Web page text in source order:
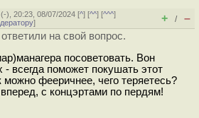
(-), 20:23, 08/07/2024 [^] [^^] [^^^]
] + / –
на свой вопрос.
посоветовать. Вон
- всегда поможет покушать этот
фееричнее, чего теряетесь?
с концэртами по пердям!